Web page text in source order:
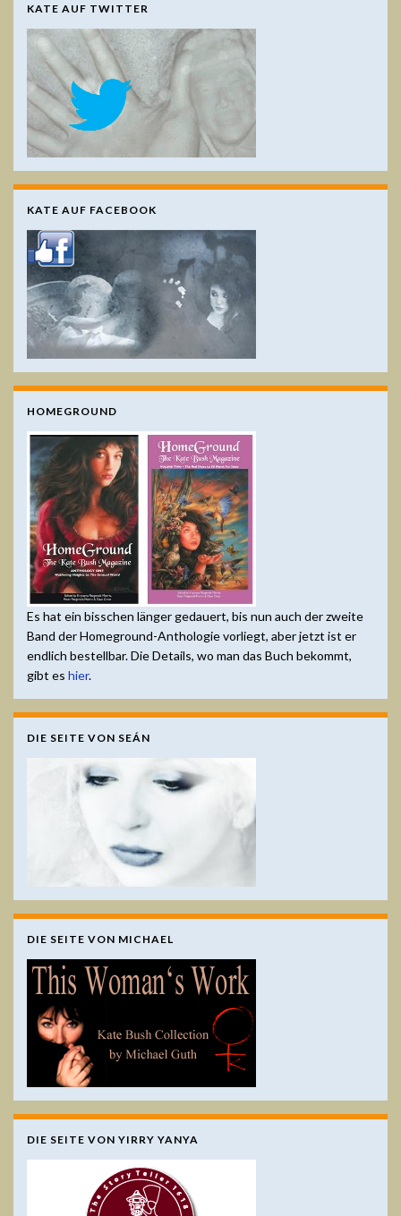
KATE AUF TWITTER
KATE AUF FACEBOOK
HOMEGROUND
Es hat ein bisschen länger gedauert, bis nun auch der zweite
Band der Homeground-Anthologie vorliegt, aber jetzt ist er
endlich bestellbar. Die Details, wo man das Buch bekommt,
gibt es hier.
DIE SEITE VON SEÁN
DIE SEITE VON MICHAEL
DIE SEITE VON YIRRY YANYA